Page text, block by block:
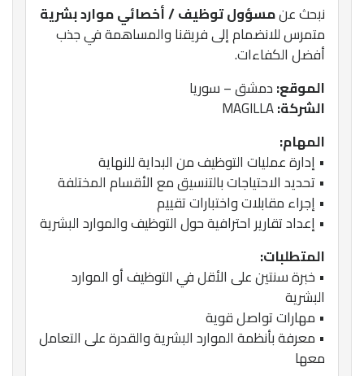
نبحث عنمسؤول توظيف / أخصائي موارد بشرية
متمرس للانضمام إلى فريقنا والمساهمة في جذب
أفضل الكفاءات.
الموقع:دمشق – سوريا
الشركة:MAGILLA
المهام:
• إدارة عمليات التوظيف من البداية للنهاية
• تحديد الاحتياجات بالتنسيق مع الأقسام المختلفة
• إجراء مقابلات واختبارات تقييم
• إعداد تقارير احترافية حول التوظيف والموارد البشرية
المتطلبات:
• خبرة سنتين على الأقل في التوظيف أو الموارد
البشرية
• مهارات تواصل قوية
• معرفة بأنظمة الموارد البشرية والقدرة على التعامل
معها